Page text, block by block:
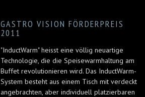
GASTRO VISION FÖRDERPREIS
2011
"InductWarm" heisst eine völlig neuartige
Technologie, die die Speisewarmhaltung am
Buffet revolutionieren wird. Das InductWarm-
System besteht aus einem Tisch mit verdeckt
angebrachten, aber individuell platzierbaren